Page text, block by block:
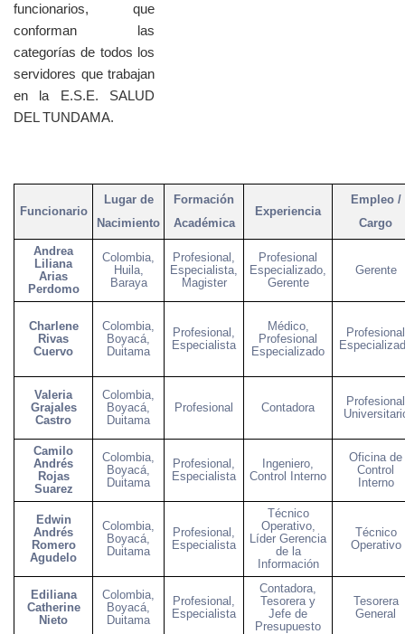
funcionarios, que
conforman las
categorías de todos los
servidores que trabajan
en la E.S.E. SALUD
DEL TUNDAMA.
Funcionario
Lugar de
Nacimiento
Formación
Académica
Experiencia
Empleo /
Cargo
Andrea
Liliana
Arias
Perdomo
Colombia,
Huila,
Baraya
Profesional,
Especialista,
Magister
Profesional
Especializado,
Gerente
Gerente
Charlene
Rivas
Cuervo
Colombia,
Boyacá,
Duitama
Profesional,
Especialista
Médico,
Profesional
Especializado
Profesional
Valeria
Grajales
Castro
Colombia,
Boyacá,
Duitama
Profesional Contadora
Profesional
Camilo
Andrés
Rojas
Suarez
Colombia,
Boyacá,
Duitama
Profesional,
Especialista
Ingeniero,
Control Interno
Oficina de
Control
Interno
Edwin
Andrés
Romero
Agudelo
Colombia,
Boyacá,
Duitama
Profesional,
Especialista
Técnico
Operativo,
Líder Gerencia
de la
Información
Técnico
Operativo
Ediliana
Catherine
Nieto
Colombia,
Boyacá,
Duitama
Profesional,
Especialista
Contadora,
Tesorera y
Jefe de
Presupuesto
Tesorera
General